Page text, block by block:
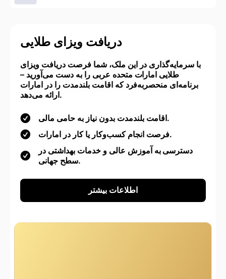
دریافت ویزای طلایی
با سرمایه‌گذاری در این ملک، شما فرصت دریافت ویزای
طلایی امارات متحده عربی را به دست می‌آورید –
برنامه‌ای منحصربه‌فرد که اقامت بلندمدت را در امارات
ارائه می‌دهد.
اقامت بلندمدت بدون نیاز به حامی مالی.
فرصت انجام کسب‌وکار یا کار در امارات.
دسترسی به آموزش عالی و خدمات بهداشتی در
سطح جهانی.
اطلاعات بیشتر